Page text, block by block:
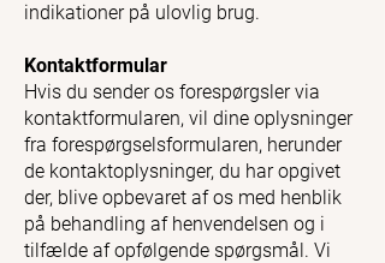
indikationer på ulovlig brug.
Kontaktformular
Hvis du sender os forespørgsler via
kontaktformularen, vil dine oplysninger
fra forespørgselsformularen, herunder
de kontaktoplysninger, du har opgivet
der, blive opbevaret af os med henblik
på behandling af henvendelsen og i
tilfælde af opfølgende spørgsmål. Vi